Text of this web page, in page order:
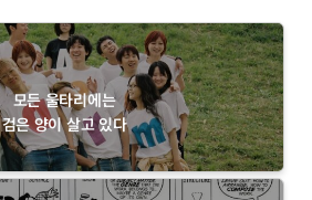
모든 울타리에는
검은 양이 살고 있다